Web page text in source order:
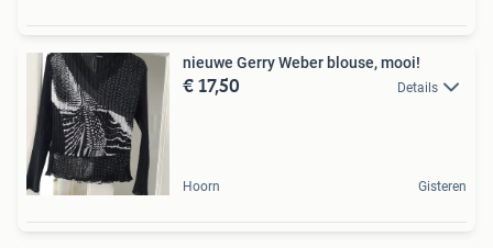
nieuwe Gerry Weber blouse, mooi!
€ 17,50 Details
Hoorn Gisteren